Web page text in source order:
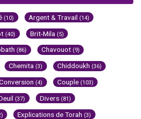
(10) Argent & Travail (14)
(40) Brit-Mila (5)
(86) Chavouot (9)
Chemita (3) Chiddoukh (36)
(4) Couple (103)
(37) Divers (81)
Explications de Torah (3)